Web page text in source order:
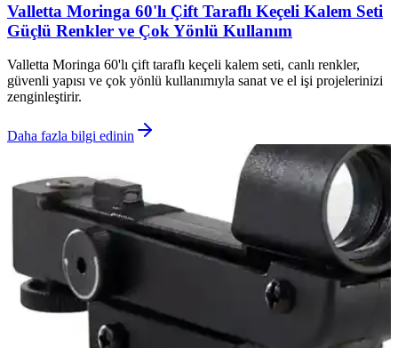
Valletta Moringa 60'lı Çift Taraflı Keçeli Kalem Seti
Güçlü Renkler ve Çok Yönlü Kullanım
Valletta Moringa 60'lı çift taraflı keçeli kalem seti, canlı renkler,
güvenli yapısı ve çok yönlü kullanımıyla sanat ve el işi projelerinizi
zenginleştirir.
Daha fazla bilgi edinin